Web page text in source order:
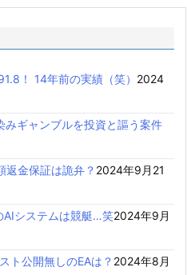
！ 14年前の実績（笑） 2024
みギャンブルを投資と謳う案件
金保証は詭弁？ 2024年9月21
AIシステムは競艇…笑2024年9月
ト公開無しのEAは？ 2024年8月